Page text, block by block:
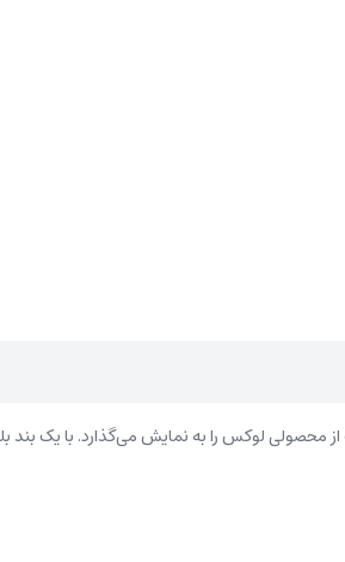
لوکس را به نمایش می‌گذارد. با یک بند